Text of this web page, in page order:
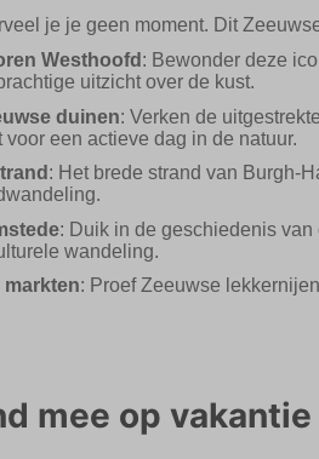
je je geen moment. Dit
Westhoofd : Bewonder deze
uitzicht over de kust.
duinen: Verken de
voor een actieve dag in de natuur.
: Het brede strand van Burgh-
: Duik in de geschiedenis
wandeling.
markten: Proef Zeeuwse
mee op